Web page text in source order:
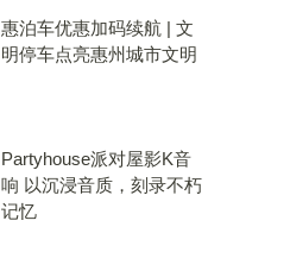
惠泊车优惠加码续航 | 文
明停车点亮惠州城市文明
Partyhouse派对屋影K音
响 以沉浸音质，刻录不朽
记忆